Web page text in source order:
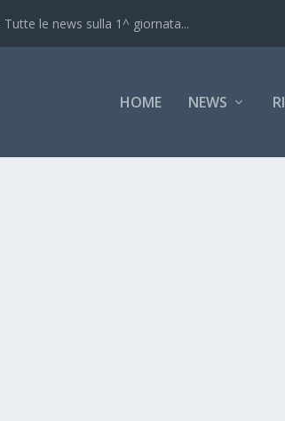
Inter Under 18 A-B
HOME NEWS